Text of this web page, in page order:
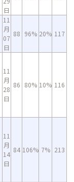
日
11
月
07
日
88 96% 20% 117
11
月
28
日
86 80% 10% 116
11
月
14
日
84 106% 7% 213